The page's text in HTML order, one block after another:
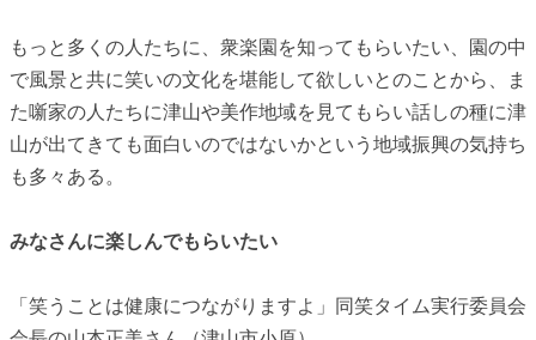
もっと多くの人たちに、衆楽園を知ってもらいたい、園の中
で風景と共に笑いの文化を堪能して欲しいとのことから、ま
た噺家の人たちに津山や美作地域を見てもらい話しの種に津
山が出てきても面白いのではないかという地域振興の気持ち
も多々ある。
みなさんに楽しんでもらいたい
「笑うことは健康につながりますよ」同笑タイム実行委員会